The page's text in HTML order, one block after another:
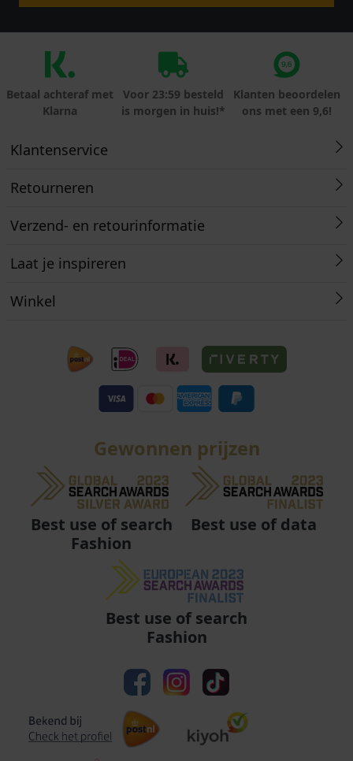
Betaal achteraf met
Klarna
Voor 23:59 besteld
is morgen in huis!*
Klanten beoordelen
ons met een 9,6!
Klantenservice
Retourneren
Verzend- en retourinformatie
Laat je inspireren
Winkel
Gewonnen prijzen
Best use of search
Fashion
Best use of data
Best use of search
Fashion